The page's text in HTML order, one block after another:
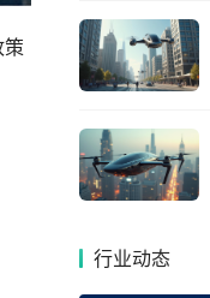
行业动态